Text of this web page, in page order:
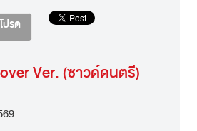
ปรด
Ver. (ซาวด์ดนตรี)